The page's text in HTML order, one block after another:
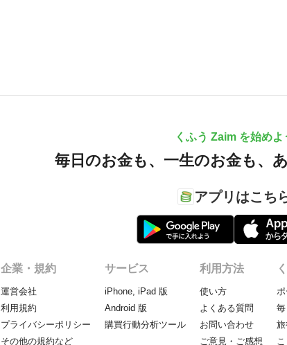
くふう Zaim を始めよ
毎日のお金も、 一生のお金も、
アプリはこち
企業・規約
運営会社
利用規約
プライバシーポリシー
その他の規約など
サービス
iPhone, iPad 版
Android 版
購買行動分析ツール
利用方法
使い方
よくある質問
お問い合わせ
ご意見・ご感想